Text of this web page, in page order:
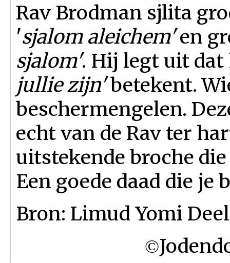
Rav Brodman sjlita
'sjalom aleichem'en
sjalom'. Hij legt uit
jullie zijn'betekent.
beschermengelen.
echt van de Rav ter
uitstekende broche
Een goede daad die je
Bron: Limud Yomi
©